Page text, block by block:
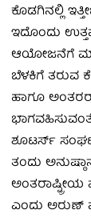
ಕೊಡಗಿನಲ್ಲಿ
ಇದೊಂದು
ಆಯೋಜನೆಗೆ
ಬೆಳಕಿಗೆ ತರುವ
ಹಾಗೂ
ಶೂಟರ್ಸ್
ತಂದು
ಅಂತರಾಷ್ಟ್ರೀಯ
ಎಂದು ಅರುಣ್